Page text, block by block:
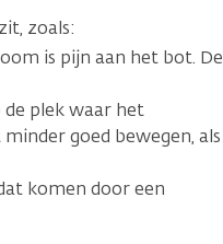
zoals:
is pijn aan het bot. De
de plek waar het
goed bewegen, als
komen door een